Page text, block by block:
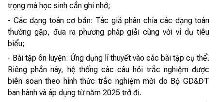
trọng mà học sinh cần ghi nhớ;
- Các dạng toán cơ bản: Tác giả phân chia các dạng toán
thường gặp, đưa ra phương pháp giải cùng với ví dụ tiêu
biểu;
- Bài tập ôn luyện: Ứng dụng lí thuyết vào các bài tập cụ thể.
Riêng phần này, hệ thống các câu hỏi trắc nghiệm được
biên soạn theo hình thức trắc nghiệm mới do Bộ GD&ĐT
ban hành và áp dụng từ năm 2025 trở đi.